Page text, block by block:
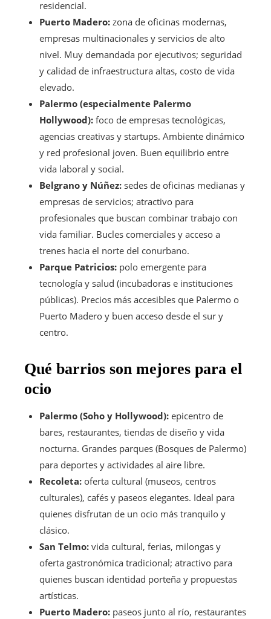
residencial.
Puerto Madero: zona de oficinas modernas,
empresas multinacionales y servicios de alto
nivel. Muy demandada por ejecutivos; seguridad
y calidad de infraestructura altas, costo de vida
elevado.
Palermo (especialmente Palermo
Hollywood): foco de empresas tecnológicas,
agencias creativas y startups. Ambiente dinámico
y red profesional joven. Buen equilibrio entre
vida laboral y social.
Belgrano y Núñez: sedes de oficinas medianas y
empresas de servicios; atractivo para
profesionales que buscan combinar trabajo con
vida familiar. Bucles comerciales y acceso a
trenes hacia el norte del conurbano.
Parque Patricios: polo emergente para
tecnología y salud (incubadoras e instituciones
públicas). Precios más accesibles que Palermo o
Puerto Madero y buen acceso desde el sur y
centro.
Qué barrios son mejores para el
ocio
Palermo (Soho y Hollywood): epicentro de
bares, restaurantes, tiendas de diseño y vida
nocturna. Grandes parques (Bosques de Palermo)
para deportes y actividades al aire libre.
Recoleta: oferta cultural (museos, centros
culturales), cafés y paseos elegantes. Ideal para
quienes disfrutan de un ocio más tranquilo y
clásico.
San Telmo: vida cultural, ferias, milongas y
oferta gastronómica tradicional; atractivo para
quienes buscan identidad porteña y propuestas
artísticas.
Puerto Madero: paseos junto al río, restaurantes